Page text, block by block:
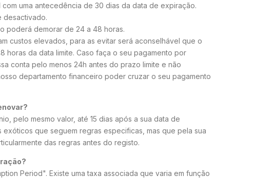
com uma antecedência de 30 dias da data de expiração.
desactivado.
poderá demorar de 24 a 48 horas.
custos elevados, para as evitar será aconselhável que o
horas da data limite. Caso faça o seu pagamento por
conta pelo menos 24h antes do prazo limite e não
departamento financeiro poder cruzar o seu pagamento
pelo mesmo valor, até 15 dias após a sua data de
que seguem regras especificas, mas que pela sua
das regras antes do registo.
Period". Existe uma taxa associada que varia em função